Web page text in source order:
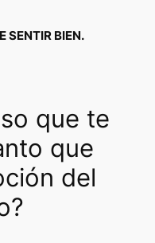
SENTIR BIEN.
que te
que
del